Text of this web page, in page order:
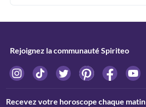
Rejoignez la communauté Spiriteo
Recevez votre horoscope chaque matin